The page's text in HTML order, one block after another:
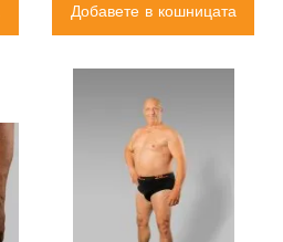
Добавете в кошницата